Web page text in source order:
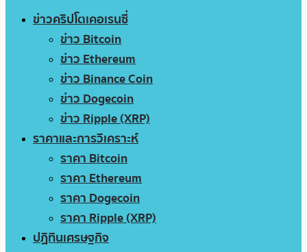
ข่าวคริปโตเคอเรนซี่
ข่าว Bitcoin
ข่าว Ethereum
ข่าว Binance Coin
ข่าว Dogecoin
ข่าว Ripple (XRP)
ราคาและการวิเคราะห์
ราคา Bitcoin
ราคา Ethereum
ราคา Dogecoin
ราคา Ripple (XRP)
ปฏิทินเศรษฐกิจ